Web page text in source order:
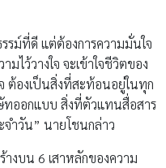
รม์ที่ดี แต่ต้องการความมั่นใจ
ไว้วางใจ จะเข้าใจชีวิตของ
จ ต้องเป็นสิ่งที่สะท้อนอยู่ในทุก
ทออกแบบ สิ่งที่ตัวแทนสื่อสาร
จำวัน” นายโชนกล่าว
างบน 6 เสาหลักของความ